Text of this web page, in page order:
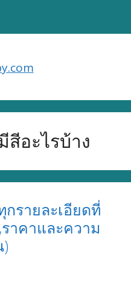
สีอะไรบ้าง
กรายละเอียดที่
าคาและความ